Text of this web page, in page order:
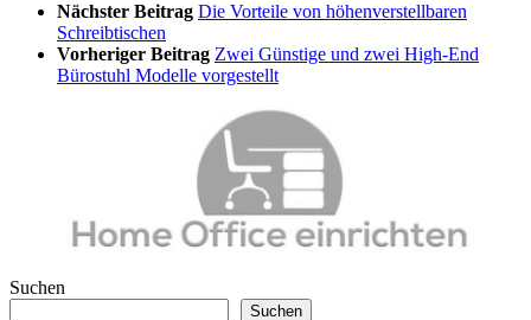
Nächster Beitrag Die Vorteile von höhenverstellbaren
Schreibtischen
Vorheriger Beitrag Zwei Günstige und zwei High-End
Bürostuhl Modelle vorgestellt
Suchen
Suchen